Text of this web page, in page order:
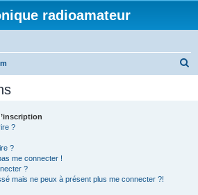
radioamateur
?
?
me connecter !
?
mais ne peux à présent plus me connecter ?!